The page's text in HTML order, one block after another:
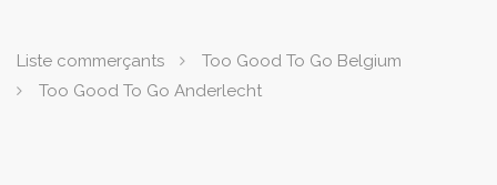
Liste commerçants
Too Good To Go Belgium
Too Good To Go Anderlecht